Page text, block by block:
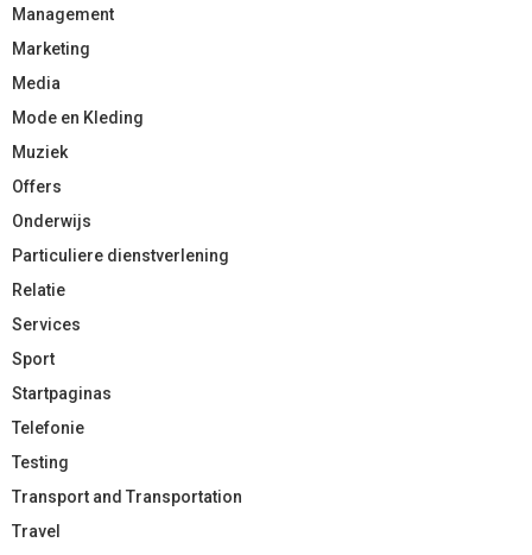
Management
Marketing
Media
Mode en Kleding
Muziek
Offers
Onderwijs
Particuliere dienstverlening
Relatie
Services
Sport
Startpaginas
Telefonie
Testing
Transport and Transportation
Travel